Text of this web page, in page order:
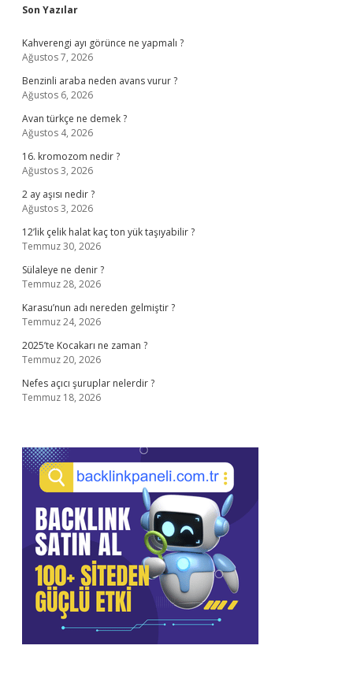
Sidebar
Son Yazılar
Kahverengi ayı görünce ne yapmalı ?
Ağustos 7, 2026
Benzinli araba neden avans vurur ?
Ağustos 6, 2026
Avan türkçe ne demek ?
Ağustos 4, 2026
16. kromozom nedir ?
Ağustos 3, 2026
2 ay aşısı nedir ?
Ağustos 3, 2026
12’lik çelik halat kaç ton yük taşıyabilir ?
Temmuz 30, 2026
Sülaleye ne denir ?
Temmuz 28, 2026
Karasu’nun adı nereden gelmiştir ?
Temmuz 24, 2026
2025’te Kocakarı ne zaman ?
Temmuz 20, 2026
Nefes açıcı şuruplar nelerdir ?
Temmuz 18, 2026